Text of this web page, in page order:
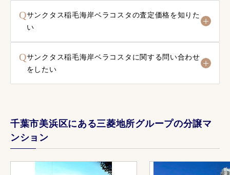
Qサンクタス稲毛海岸ベラコスタの査定価格を知りた
い
Qサンクタス稲毛海岸ベラコスタに関する問い合わせ
をしたい
千葉市美浜区にある三菱地所グループの分譲マ
ンション